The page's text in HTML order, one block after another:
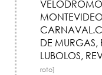
DE MURGAS,
LUBOLOS,
roto]